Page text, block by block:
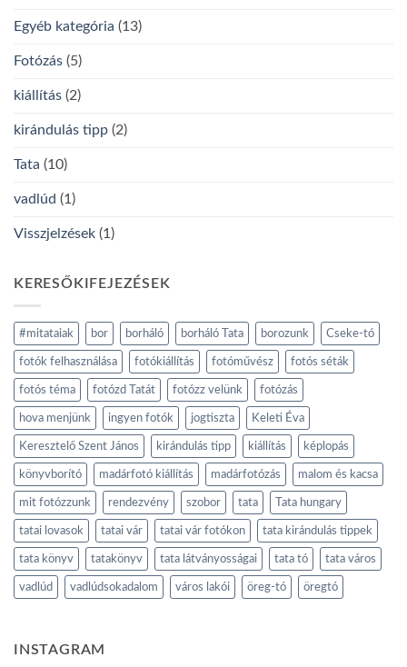
Egyéb kategória (13)
Fotózás (5)
kiállítás (2)
kirándulás tipp (2)
Tata (10)
vadlúd (1)
Visszjelzések (1)
KERESŐKIFEJEZÉSEK
#mitataiak bor borháló borháló Tata borozunk Cseke-tó
fotók felhasználása fotókiállítás fotóművész fotós séták
fotós téma fotózd Tatát fotózz velünk fotózás
hova menjünk ingyen fotók jogtiszta Keleti Éva
Keresztelő Szent János kirándulás tipp kiállítás képlopás
könyvborító madárfotó kiállítás madárfotózás malom és kacsa
mit fotózzunk rendezvény szobor tata Tata hungary
tatai lovasok tatai vár tatai vár fotókon tata kirándulás tippek
tata könyv tatakönyv tata látványosságai tata tó tata város
vadlúd vadlúdsokadalom város lakói öreg-tó öregtó
INSTAGRAM